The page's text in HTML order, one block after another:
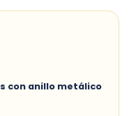
con anillo metálico